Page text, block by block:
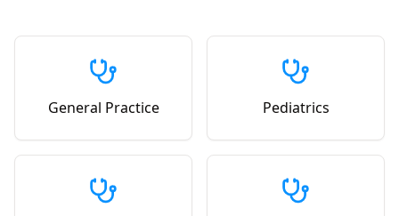
General Practice Pediatrics